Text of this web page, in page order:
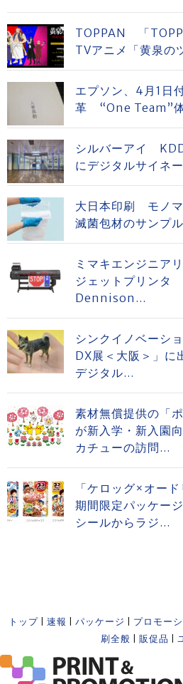
TOPPAN 「
TVアニメ「黄泉の
エプソン、4月1日
革 “One Team”
シルバーアイ
にデジタルサイネ
大日本印刷 モノ
滅菌包材のサンプ
ミマキエンジニア
ジェットプリン
Dennison...
シンクイノベーシ
DX展＜大阪＞」
デジタル...
素材無償提供の「
が新入学・新入園
カチューの訪問...
「ケロッグ×オー
期間限定パッケー
シールからラジ...
トップ 速報 パッケージ プロモー
刷全般
販促品